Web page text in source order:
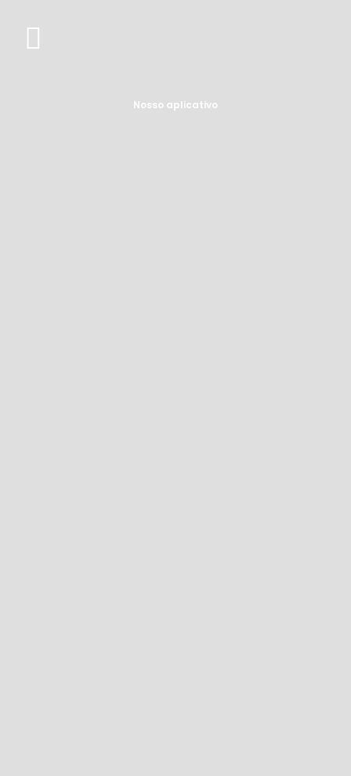
Nosso aplicativo